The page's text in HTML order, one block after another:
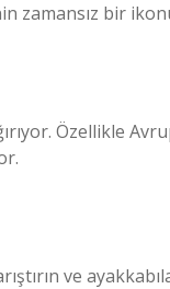
zamansız bir
Özellikle
ve